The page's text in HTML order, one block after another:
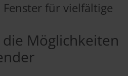
für vielfältige
die Möglichkeiten